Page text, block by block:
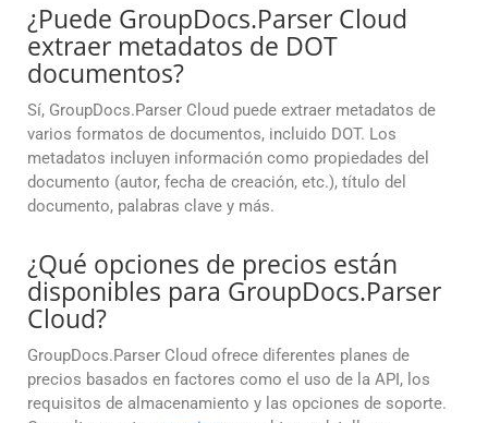
¿Puede GroupDocs.Parser Cloud
extraer metadatos de DOT
documentos?
Sí, GroupDocs.Parser Cloud puede extraer metadatos de
varios formatos de documentos, incluido DOT. Los
metadatos incluyen información como propiedades del
documento (autor, fecha de creación, etc.), título del
documento, palabras clave y más.
¿Qué opciones de precios están
disponibles para GroupDocs.Parser
Cloud?
GroupDocs.Parser Cloud ofrece diferentes planes de
precios basados en factores como el uso de la API, los
requisitos de almacenamiento y las opciones de soporte.